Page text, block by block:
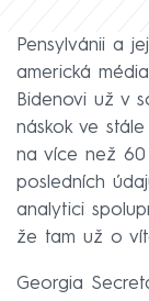
Pensylvánii a
americká
Bidenovi už v
náskok ve
na více než 60
posledních
analytici
že tam už o
Georgia